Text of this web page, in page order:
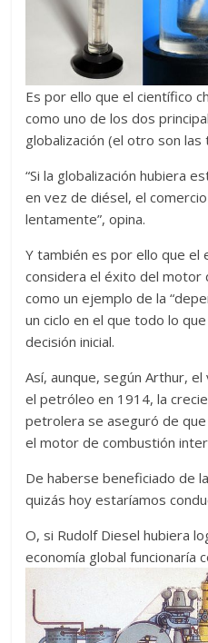
Es por ello que el científico
como uno de los dos
globalización (el otro son las
“Si la globalización hubiera
en vez de diésel, el
lentamente”, opina.
Y también es por ello que el
considera el éxito del motor
como un ejemplo de la
un ciclo en el que todo lo
decisión inicial.
Así, aunque, según Arthur,
el petróleo en 1914, la
petrolera se aseguró de
el motor de combustión
De haberse beneficiado de
quizás hoy estaríamos
O, si Rudolf Diesel hubiera
economía global funcionaría